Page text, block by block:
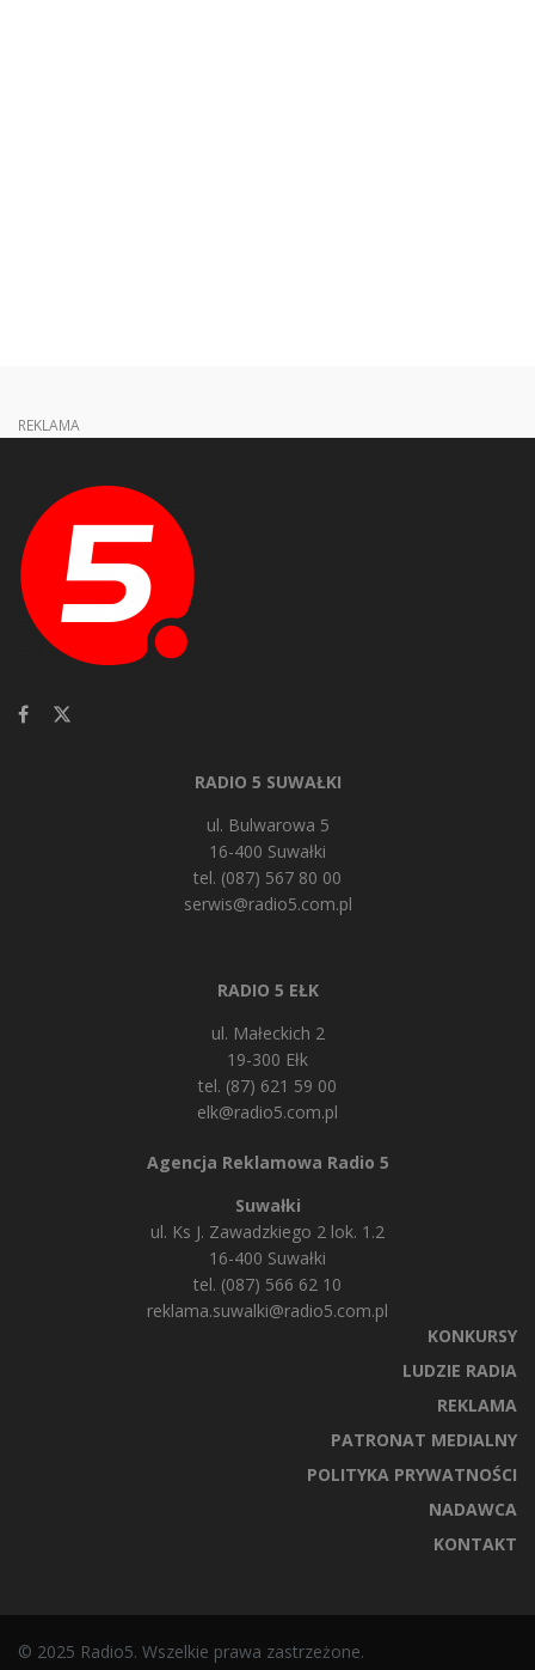
REKLAMA
RADIO 5 SUWAŁKI
ul. Bulwarowa 5
16-400 Suwałki
tel. (087) 567 80 00
serwis@radio5.com.pl
RADIO 5 EŁK
ul. Małeckich 2
19-300 Ełk
tel. (87) 621 59 00
elk@radio5.com.pl
Agencja Reklamowa Radio 5
Suwałki
ul. Ks J. Zawadzkiego 2 lok. 1.2
16-400 Suwałki
tel. (087) 566 62 10
reklama.suwalki@radio5.com.pl
KONKURSY
LUDZIE RADIA
REKLAMA
PATRONAT MEDIALNY
POLITYKA PRYWATNOŚCI
NADAWCA
KONTAKT
© 2025 Radio5. Wszelkie prawa zastrzeżone.